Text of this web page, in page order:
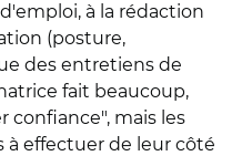
à la rédaction
(posture,
des entretiens de
fait beaucoup,
mais les
à effectuer de leur côté